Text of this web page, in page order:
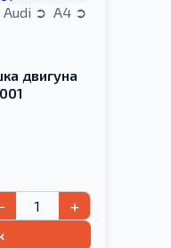
Audi
A4
двигуна
+